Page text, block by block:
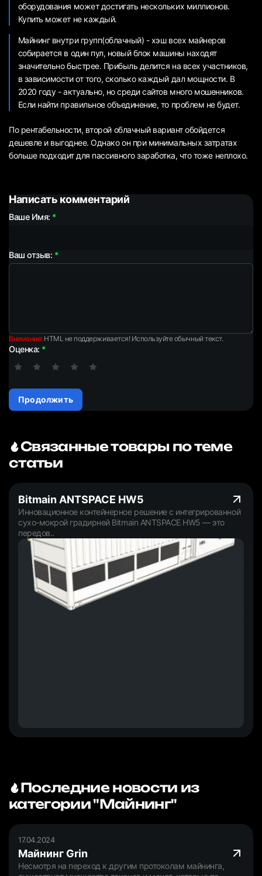
оборудования может достигать нескольких миллионов.
Купить может не каждый.
Майнинг внутри групп(облачный) - хэш всех майнеров
собирается в один пул, новый блок машины находят
значительно быстрее. Прибыль делится на всех участников,
в зависимости от того, сколько каждый дал мощности. В
2020 году - актуально, но среди сайтов много мошенников.
Если найти правильное объединение, то проблем не будет.
По рентабельности, второй облачный вариант обойдется
дешевле и выгоднее. Однако он при минимальных затратах
больше подходит для пассивного заработка, что тоже неплохо.
Написать комментарий
Ваше Имя:
Ваш отзыв:
Внимание:HTML не поддерживается! Используйте обычный текст.
Оценка:
Продолжить
Связанные товары по теме
статьи
Bitmain ANTSPACE HW5
Инновационное контейнерное решение с интегрированной
сухо-мокрой градирней Bitmain ANTSPACE HW5 — это
передов..
Последние новости из
категории "Майнинг"
17.04.2024
Майнинг Grin
Несмотря на переход к другим протоколам майнинга,